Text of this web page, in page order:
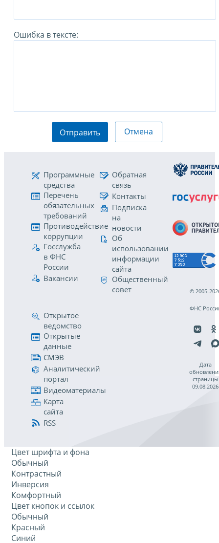
Ошибка в тексте:
Отправить Отмена
Программные
средства
Перечень
обязательных
требований
Противодействие
коррупции
Госслужба
в ФНС
России
Вакансии
Обратная
связь
Контакты
Подписка
на
новости
Об
использовании
информации
сайта
Общественный
совет
Открытое
ведомство
Открытые
данные
СМЭВ
Аналитический
портал
Видеоматериалы
Карта
сайта
RSS
© 2005-
ФНС
Дата
страницы
09.08.2026
Цвет шрифта и фона
Обычный
Контрастный
Инверсия
Комфортный
Цвет кнопок и ссылок
Обычный
Красный
Синий